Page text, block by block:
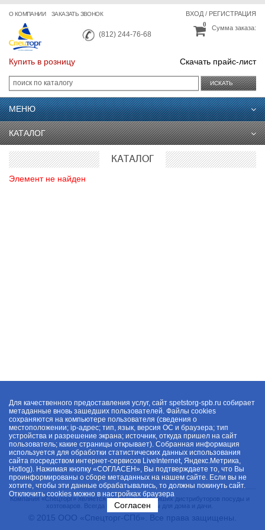
О КОМПАНИИ ЗАКАЗАТЬ ЗВОНОК
(812) 244-76-68
ВХОД/ РЕГИСТРАЦИЯ
Сумма заказа:
0
Купить в розницу Скачать прайс-лист
ИСКАТЬ
МЕНЮ
КАТАЛОГ
КАТАЛОГ
Элемент не найден
Компания «Спецторг» является одним из крупнейших дистрибуторов посуды и
хозтоваров. Всегда в наличии товары для дома и дачи.
© 2015 ООО «Спецторг-СПб». Все права защищены.
Для качественного предоставления услуг, сайт spetstorg-spb.ru собирает
метаданные вновь зашедших пользователей. Файлы cookies
сохраняются на компьютере пользователя (сведения о
местоположении; ip-адрес; тип, язык, версия ОС и браузера; тип
устройства и разрешение экрана; источник, откуда пришел на сайт
пользователь; какие страницы открывает). Собранная информация
используется для обработки статистических данных использования
сайта посредством интернет-сервисов LiveInternet, Яндекс.Метрика,
Hotlog). Нажимая кнопку «СОГЛАСЕН», Вы подтверждаете то, что Вы
проинформированы о сборе метаданных на нашем сайте. Если вы не
хотите, чтобы эти данные обрабатывались, то должны покинуть сайт.
Отключить cookies можно в настройках браузера
Согласен